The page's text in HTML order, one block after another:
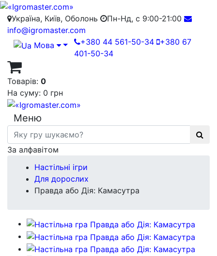
Україна, Київ, Оболонь
Пн-Нд, с 9:00-21:00
info@igromaster.com
Мова
+380 44 561-50-34 +380 67
401-50-34
Товарів: 0
На суму: 0 грн
Меню
За алфавітом
Настільні ігри
Для дорослих
Правда або Дія: Камасутра